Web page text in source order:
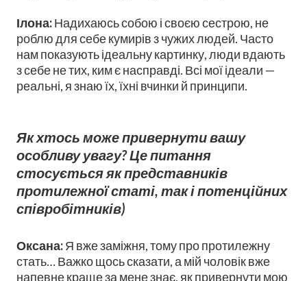
Ілона:Надихаюсь собою і своєю сестрою, не
роблю для себе кумирів з чужих людей. Часто
нам показують ідеальну картинку, люди вдають
з себе не тих, ким є насправді. Всі мої ідеали —
реальні, я знаю їх, їхні вчинки й принципи.
Як хтось може привернути вашу
особливу увагу? Це питання
стосується як представників
протилежної статі, так і потенційних
співробітників)
Оксана:Я вже заміжня, тому про протилежну
стать… Важко щось сказати, а мій чоловік вже
напевне краще за мене знає, як привернути мою